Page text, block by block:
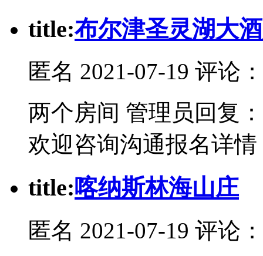
title:布尔津圣灵湖大
匿名 2021-07-19 评论：
两个房间 管理员回复
欢迎咨询沟通报名详情
title:喀纳斯林海山庄
匿名 2021-07-19 评论：